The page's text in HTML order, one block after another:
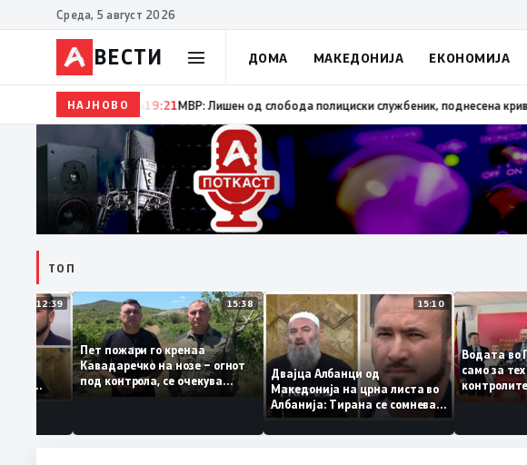
Среда, 5 август 2026
ВЕСТИ ДОМА МАКЕДОНИЈА ЕКОНОМИЈА
НАЈНОВО19:22Ангелов: Спречена катастрофа во виничко, запалена трева при
ТОП
12:39
За
му
од
му гори
15:38
Пет пожари го кренаа
Кавадаречко на нозе – огнот
под контрола, се очекува
целосно гаснење
15:10
Двајца Албанци од
Македонија на црна листа во
Албанија: Тирана се сомнева
дека работеле за
терористички организации
Водата
само за